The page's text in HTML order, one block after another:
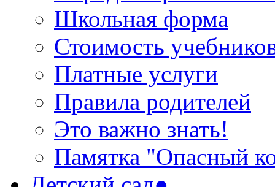
Школьная форма
Стоимость
Платные услуги
Правила родителей
Это важно знать!
Памятка "Опасный